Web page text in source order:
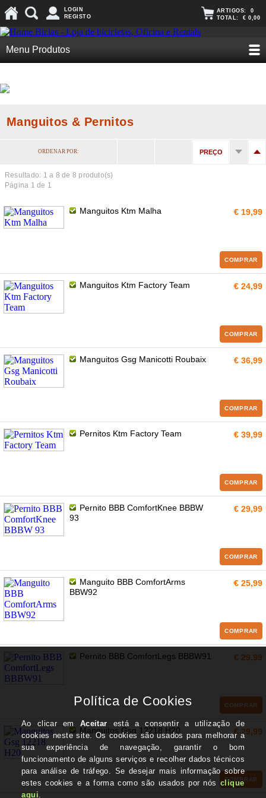
LOGIN
REGISTO
ARTIGOS: 0
TOTAL: € 0,00
Menu Produtos
Manguitos & Pernitos
ORDENAR POR: PREÇO
Resultado: 1 a 8 de 8 produto(s)
Página 1 de 1
Manguitos Ktm Malha € 19,99
COMPRAR
Manguitos Ktm Factory Team € 24,99
COMPRAR
Manguitos Gsg Manicotti Roubaix € 36,99
COMPRAR
Pernitos Ktm Factory Team € 39,99
COMPRAR
Pernito BBB ComfortKnee BBBW
93
€ 29,99
COMPRAR
Manguito BBB ComfortArms
BBW92
€ 25,99
COMPRAR
Pernito BBB ComfortLegs BBBW91 € 29,99
COMPRAR
Manguitos Gsg 12218 H20 € 29,99
COMPRAR